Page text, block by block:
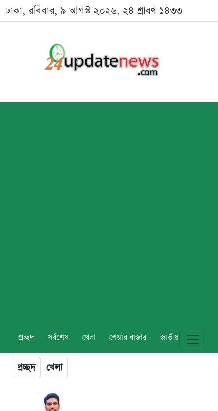
ঢাকা, রবিবার, ৯ আগস্ট ২০২৬, ২৪ শ্রাবণ ১৪৩৩
প্রচ্ছদ সর্বশেষ খেলা শেয়ার বাজার জাতীয় বিশ্ব
প্রচ্ছদ খেলা